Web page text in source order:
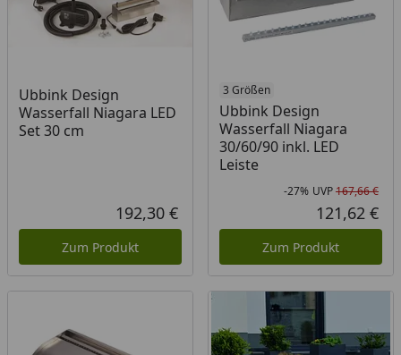
Ubbink Design
Wasserfall Niagara LED
Set 30 cm
Aktueller Preis
192,30 €
Zum Produkt
3 Größen
Ubbink Design
Wasserfall Niagara
30/60/90 inkl. LED
Leiste
-27% UVP167,66 €
121,62 €
Zum Produkt